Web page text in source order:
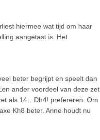
hiermee wat tijd om haar
aangetast is. Het
beter begrijpt en speelt dan
ander voordeel van deze zet
als 14…Dh4! prefereren. Om
Kh8 beter. Anne houdt nu